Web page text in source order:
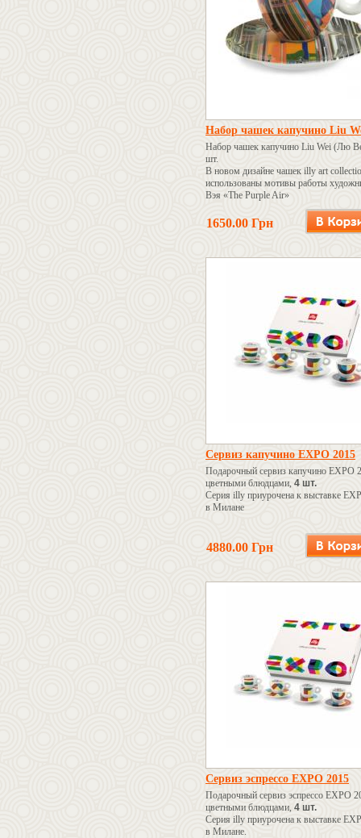
Набор чашек капучино Liu
Набор чашек капучино Liu Wei (Лю
шт.
В новом дизайне чашек illy art
использованы мотивы работы
Вэя «The Purple Air»
1650.00 Грн
Сервиз капучино EXPO 2015
Подарочный сервиз капучино EXPO
цветными блюдцами, 4 шт.
Серия illy приурочена к выставке
в Милане
4880.00 Грн
Сервиз эспрессо EXPO 2015
Подарочный сервиз эспрессо EXPO
цветными блюдцами, 4 шт.
Серия illy приурочена к выставке
в Милане.